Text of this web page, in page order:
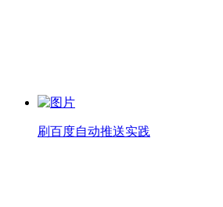
刷百度自动推送实践